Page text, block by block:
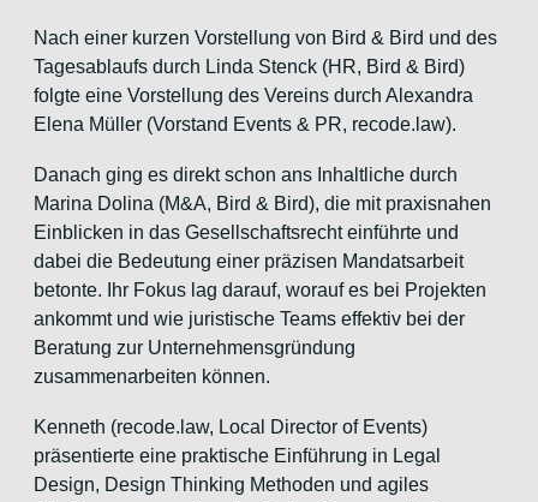
Nach einer kurzen Vorstellung von Bird & Bird und des
Tagesablaufs durch Linda Stenck (HR, Bird & Bird)
folgte eine Vorstellung des Vereins durch Alexandra
Elena Müller (Vorstand Events & PR, recode.law).
Danach ging es direkt schon ans Inhaltliche durch
Marina Dolina (M&A, Bird & Bird), die mit praxisnahen
Einblicken in das Gesellschaftsrecht einführte und
dabei die Bedeutung einer präzisen Mandatsarbeit
betonte. Ihr Fokus lag darauf, worauf es bei Projekten
ankommt und wie juristische Teams effektiv bei der
Beratung zur Unternehmensgründung
zusammenarbeiten können.
Kenneth (recode.law, Local Director of Events)
präsentierte eine praktische Einführung in Legal
Design, Design Thinking Methoden und agiles